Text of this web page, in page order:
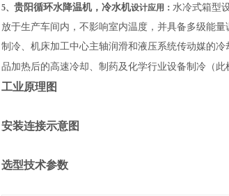
5、 贵阳循环水降温机，冷水机设计应用： 水冷式箱型
放于生产车间内，不影响室内温度，并具备多级能量
制冷、机床加工中心主轴润滑和液压系统传动媒的
品加热后的高速冷却、制药及化学行业设备制冷 （
工业原理图
安装连接示意图
选型技术参数